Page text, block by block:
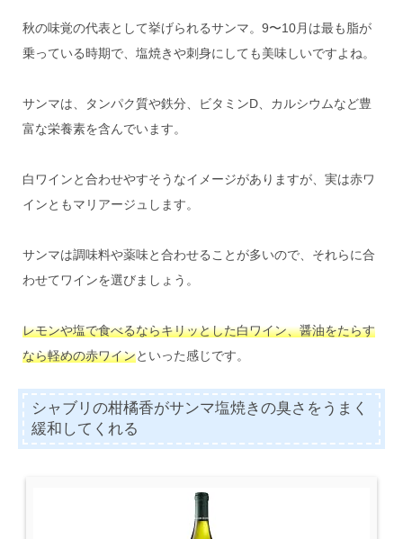
秋の味覚の代表として挙げられるサンマ。9〜10月は最も脂が
乗っている時期で、塩焼きや刺身にしても美味しいですよね。
サンマは、タンパク質や鉄分、ビタミンD、カルシウムなど豊
富な栄養素を含んでいます。
白ワインと合わせやすそうなイメージがありますが、実は赤ワ
インともマリアージュします。
サンマは調味料や薬味と合わせることが多いので、それらに合
わせてワインを選びましょう。
レモンや塩で食べるならキリッとした白ワイン、醤油をたらす
なら軽めの赤ワインといった感じです。
シャブリの柑橘香がサンマ塩焼きの臭さをうまく
緩和してくれる